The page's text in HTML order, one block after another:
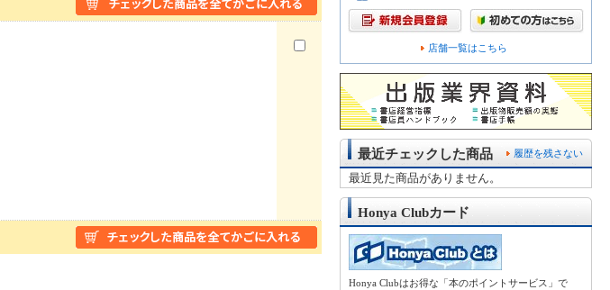
店舗一覧はこちら
履歴を残さない
最近チェックした商品
最近見た商品がありません。
Honya Clubカード
Honya Clubはお得な「本のポイントサービス」で